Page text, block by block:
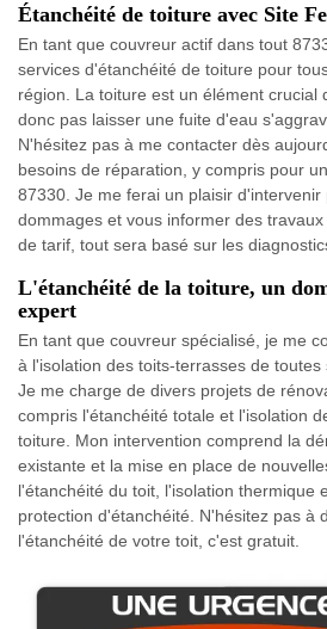
Étanchéité de toiture avec Site
En tant que couvreur actif dans tout
services d'étanchéité de toiture pour
région. La toiture est un élément crucial
donc pas laisser une fuite d'eau
N'hésitez pas à me contacter dès
besoins de réparation, y compris pour
87330. Je me ferai un plaisir d'intervenir
dommages et vous informer des
de tarif, tout sera basé sur les
L'étanchéité de la toiture, un
expert
En tant que couvreur spécialisé, je me
à l'isolation des toits-terrasses de toutes
Je me charge de divers projets de
compris l'étanchéité totale et l'isolation
toiture. Mon intervention comprend la
existante et la mise en place de
l'étanchéité du toit, l'isolation thermique
protection d'étanchéité. N'hésitez pas à
l'étanchéité de votre toit, c'est gratuit.